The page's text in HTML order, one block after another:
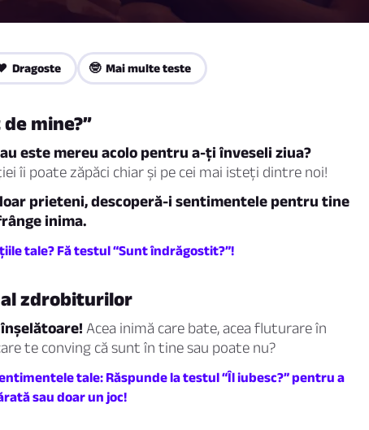
Dragoste 🤓 Mai multe teste
mine?”
este mereu acolo pentru a-ți înveseli ziua?
îi poate zăpăci chiar și pe cei mai isteți dintre noi!
prieteni, descoperă-i sentimentele pentru tine
inima.
tale? Fă testul “Sunt îndrăgostit?”!
zdrobiturilor
Acea inimă care bate, acea fluturare în
te conving că sunt în tine sau poate nu?
tale: Răspunde la testul “Îl iubesc?” pentru a
sau doar un joc!